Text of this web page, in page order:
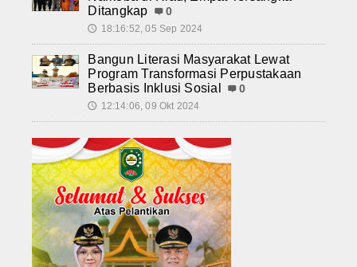
Ditangkap
0
🕔 18:16:52, 05 Sep 2024
Bangun Literasi Masyarakat Lewat
Program Transformasi Perpustakaan
Berbasis Inklusi Sosial
0
🕔 12:14:06, 09 Okt 2024